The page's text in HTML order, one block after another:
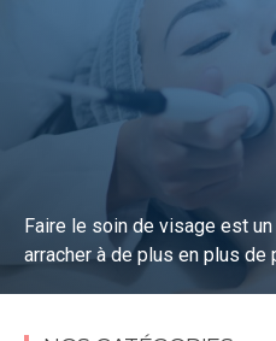
Faire le soin de visage est un
arracher à de plus en plus de